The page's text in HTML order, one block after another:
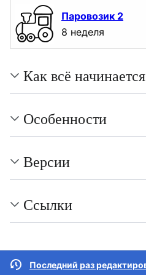
Паровозик 2
8 неделя
Как всё начинается
Особенности
Версии
Ссылки